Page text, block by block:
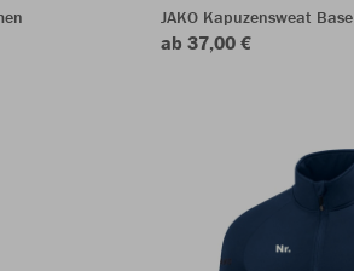
JAKO Kapuzensweat Base
ab 37,00 €